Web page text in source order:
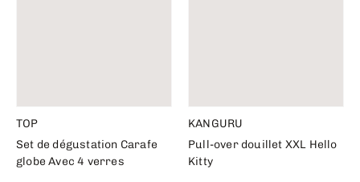
TOP
Set de dégustation Carafe
globe Avec 4 verres
KANGURU
Pull-over douillet XXL Hello
Kitty